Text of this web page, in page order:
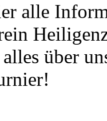
alle
über